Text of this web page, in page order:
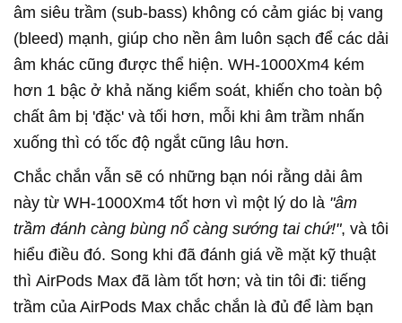
âm siêu trầm (sub-bass) không có cảm giác bị vang
(bleed) mạnh, giúp cho nền âm luôn sạch để các dải
âm khác cũng được thể hiện. WH-1000Xm4 kém
hơn 1 bậc ở khả năng kiểm soát, khiến cho toàn bộ
chất âm bị 'đặc' và tối hơn, mỗi khi âm trầm nhấn
xuống thì có tốc độ ngắt cũng lâu hơn.
Chắc chắn vẫn sẽ có những bạn nói rằng dải âm
này từ WH-1000Xm4 tốt hơn vì một lý do là "âm
trầm đánh càng bùng nổ càng sướng tai chứ!", và tôi
hiểu điều đó. Song khi đã đánh giá về mặt kỹ thuật
thì AirPods Max đã làm tốt hơn; và tin tôi đi: tiếng
trầm của AirPods Max chắc chắn là đủ để làm bạn